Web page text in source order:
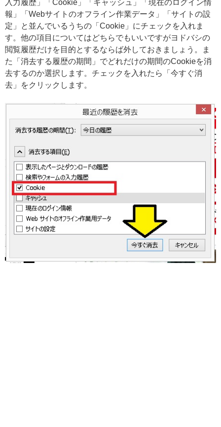
入力履歴」「Cookie」「キャッシュ」「現在のログイン情
報」「Webサイトのオフライン作業データ」「サイトの設
定」と並んでいるうちの「Cookie」にチェックを入れま
す。他の項目についてはどちらでもいいですがヨドバシの
閲覧履歴だけを目的とするならば外しておきましょう。ま
た「消去する履歴の期間」でどれだけの期間のCookieを消
去するのか選択します。チェックを入れたら「今すぐ消
去」をクリックします。